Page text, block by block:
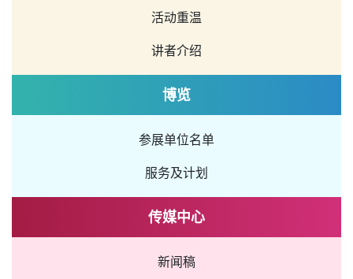
活动重温
讲者介绍
博览
参展单位名单
服务及计划
传媒中心
新闻稿